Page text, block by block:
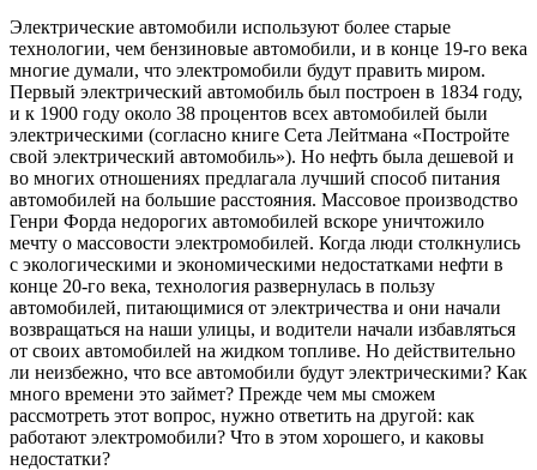
Электрические автомобили используют более старые
технологии, чем бензиновые автомобили, и в конце 19-го века
многие думали, что электромобили будут править миром.
Первый электрический автомобиль был построен в 1834 году,
и к 1900 году около 38 процентов всех автомобилей были
электрическими (согласно книге Сета Лейтмана «Постройте
свой электрический автомобиль»). Но нефть была дешевой и
во многих отношениях предлагала лучший способ питания
автомобилей на большие расстояния. Массовое производство
Генри Форда недорогих автомобилей вскоре уничтожило
мечту о массовости электромобилей. Когда люди столкнулись
с экологическими и экономическими недостатками нефти в
конце 20-го века, технология развернулась в пользу
автомобилей, питающимися от электричества и они начали
возвращаться на наши улицы, и водители начали избавляться
от своих автомобилей на жидком топливе. Но действительно
ли неизбежно, что все автомобили будут электрическими? Как
много времени это займет? Прежде чем мы сможем
рассмотреть этот вопрос, нужно ответить на другой: как
работают электромобили? Что в этом хорошего, и каковы
недостатки?